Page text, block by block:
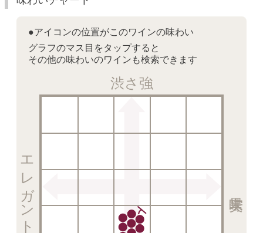
●アイコンの位置がこのワインの味わい
グラフのマス目をタップすると
その他の味わいのワインも検索できます
渋さ強
エレガント